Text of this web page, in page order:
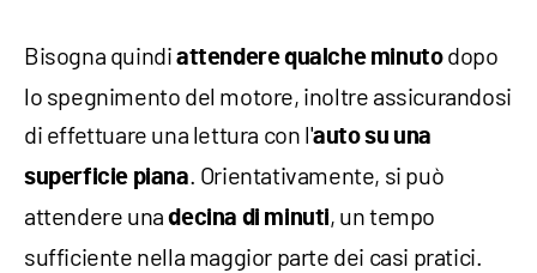
Bisogna quindi attendere qualche minuto dopo
lo spegnimento del motore, inoltre assicurandosi
di effettuare una lettura con l'auto su una
superficie piana. Orientativamente, si può
attendere una decina di minuti, un tempo
sufficiente nella maggior parte dei casi pratici.